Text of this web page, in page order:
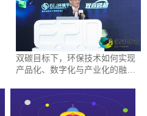
双碳目标下，环保技术如何实现
产品化、数字化与产业化的融